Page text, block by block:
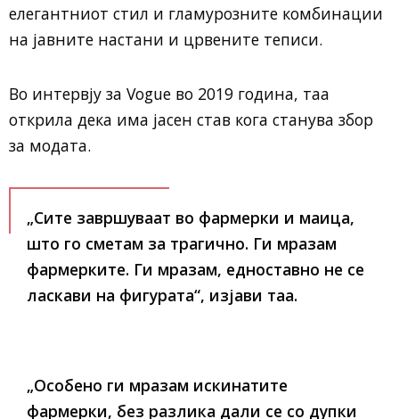
елегантниот стил и гламурозните комбинации
на јавните настани и црвените теписи.
Во интервју за Vogue во 2019 година, таа
открила дека има јасен став кога станува збор
за модата.
„Сите завршуваат во фармерки и маица,
што го сметам за трагично. Ги мразам
фармерките. Ги мразам, едноставно не се
ласкави на фигурата“, изјави таа.
„Особено ги мразам искинатите
фармерки, без разлика дали се со дупки